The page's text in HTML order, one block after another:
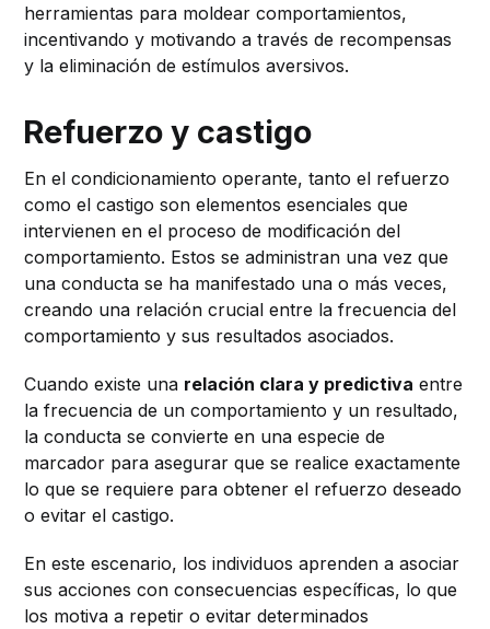
herramientas para moldear comportamientos,
incentivando y motivando a través de recompensas
y la eliminación de estímulos aversivos.
Refuerzo y castigo
En el condicionamiento operante, tanto el refuerzo
como el castigo son elementos esenciales que
intervienen en el proceso de modificación del
comportamiento. Estos se administran una vez que
una conducta se ha manifestado una o más veces,
creando una relación crucial entre la frecuencia del
comportamiento y sus resultados asociados.
Cuando existe una relación clara y predictiva entre
la frecuencia de un comportamiento y un resultado,
la conducta se convierte en una especie de
marcador para asegurar que se realice exactamente
lo que se requiere para obtener el refuerzo deseado
o evitar el castigo.
En este escenario, los individuos aprenden a asociar
sus acciones con consecuencias específicas, lo que
los motiva a repetir o evitar determinados